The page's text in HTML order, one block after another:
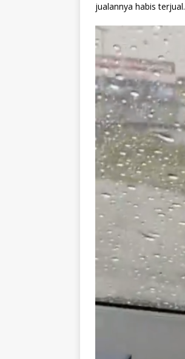
jualannya habis terjual.